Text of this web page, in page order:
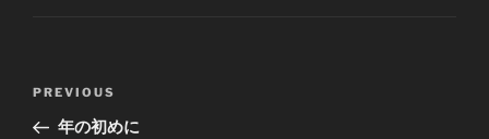
navigation
Previous
Post
PREVIOUS
年の初めに